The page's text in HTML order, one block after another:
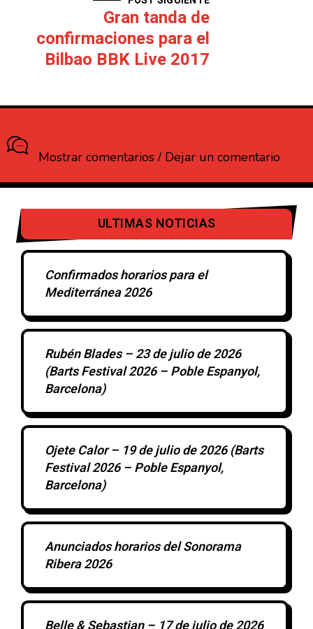
Gran tanda de
confirmaciones para el
Bilbao BBK Live 2017
Mostrar comentarios / Dejar un comentario
ULTIMAS NOTICIAS
Confirmados horarios para el
Mediterránea 2026
Rubén Blades – 23 de julio de 2026
(Barts Festival 2026 – Poble Espanyol,
Barcelona)
Ojete Calor – 19 de julio de 2026 (Barts
Festival 2026 – Poble Espanyol,
Barcelona)
Anunciados horarios del Sonorama
Ribera 2026